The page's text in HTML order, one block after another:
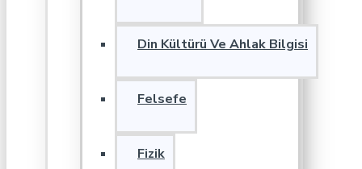
Din Kültürü Ve Ahlak Bilgisi
Felsefe
Fizik